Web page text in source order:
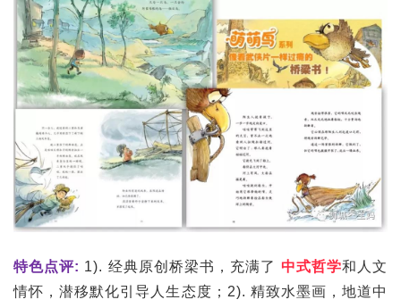
特色点评: 1). 经典原创桥梁书，充满了 中式哲学和人文
情怀，潜移默化引导人生态度；2). 精致水墨画，地道中